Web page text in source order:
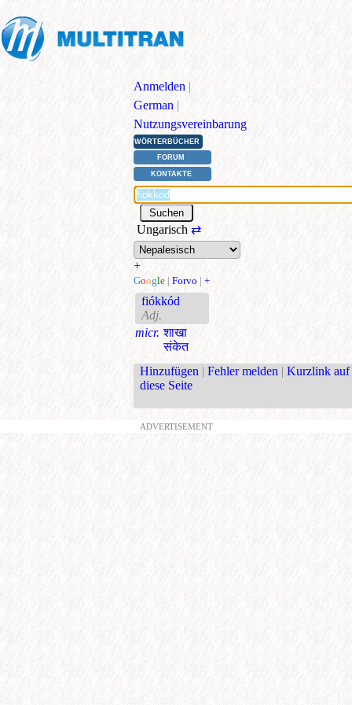
Anmelden |
German |
Nutzungsvereinbarung
WÖRTERBÜCHER
FORUM
KONTAKTE
Ungarisch⇄
+
Google | Forvo | +
fiókkód
Adj.
micr. शाखा
संकेत
Hinzufügen | Fehler melden | Kurzlink auf
diese Seite
ADVERTISEMENT